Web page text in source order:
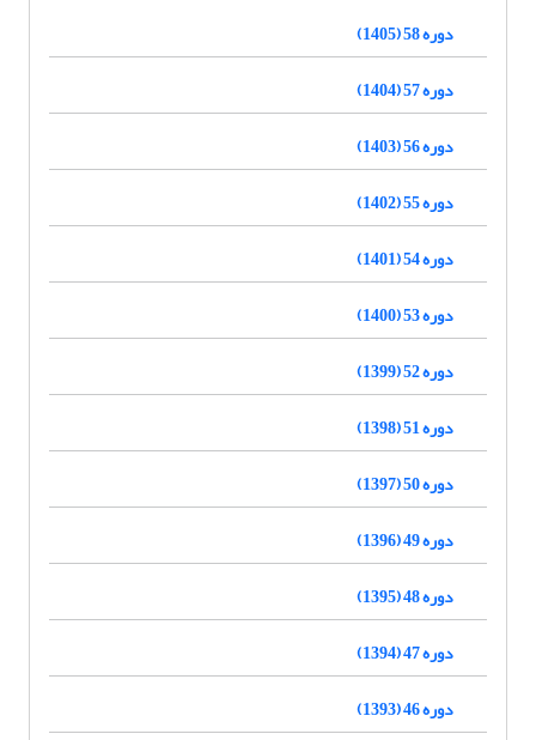
دوره 58 (1405)
دوره 57 (1404)
دوره 56 (1403)
دوره 55 (1402)
دوره 54 (1401)
دوره 53 (1400)
دوره 52 (1399)
دوره 51 (1398)
دوره 50 (1397)
دوره 49 (1396)
دوره 48 (1395)
دوره 47 (1394)
دوره 46 (1393)